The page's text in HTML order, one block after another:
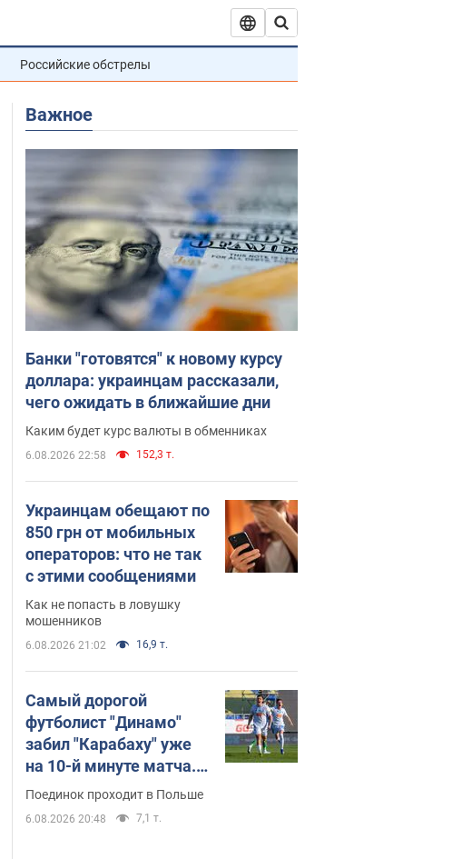
Российские обстрелы
Важное
Банки "готовятся" к новому курсу
доллара: украинцам рассказали,
чего ожидать в ближайшие дни
Каким будет курс валюты в обменниках
6.08.2026 22:58 152,3 т.
Украинцам обещают по
850 грн от мобильных
операторов: что не так
с этими сообщениями
Как не попасть в ловушку
мошенников
6.08.2026 21:02 16,9 т.
Самый дорогой
футболист "Динамо"
забил "Карабаху" уже
на 10-й минуте матча.
Видео
Поединок проходит в Польше
6.08.2026 20:48 7,1 т.